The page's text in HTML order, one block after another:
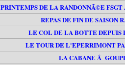
PRINTEMPS DE LA RANDONNÃ©E
REPAS DE FIN DE SAISON
LE COL DE LA BOTTE DEPUIS
LE TOUR DE L'EPERRIMONT
LA CABANE Ã